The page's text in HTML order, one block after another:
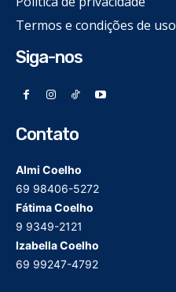
Termos e condições de uso
Siga-nos
Contato
Almi Coelho
69 98406-5272
Fátima Coelho
9 9349-2121
Izabella Coelho
69 99247-4792